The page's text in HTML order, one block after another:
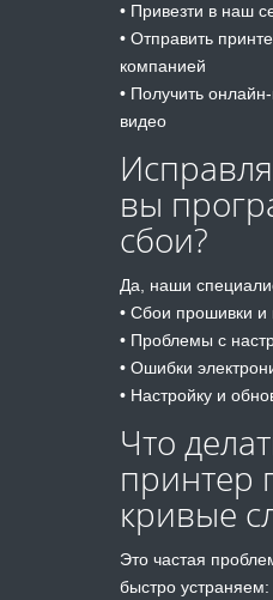
• Привезти в наш
• Отправить
компанией
• Получить
видео
вы
сбои?
Да, наши
• Сбои прошивки и
• Проблемы с
• Ошибки
• Настройку и
Что
принтер
кривые
Это частая
быстро устраняем: